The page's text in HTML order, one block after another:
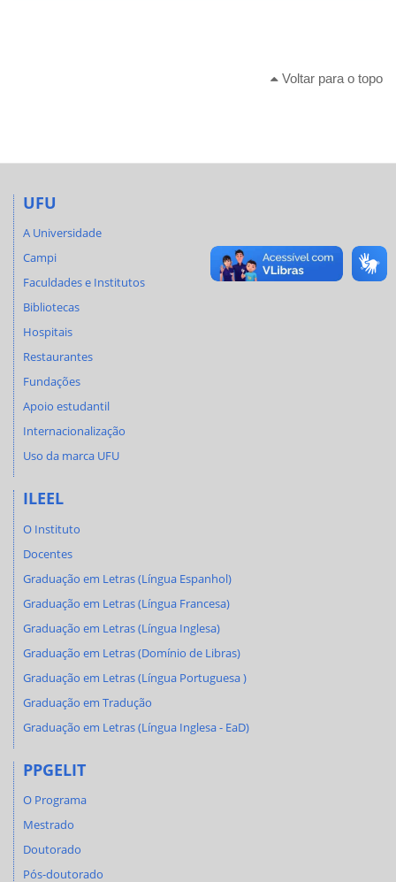
Voltar para o topo
UFU
A Universidade
Campi
Faculdades e Institutos
Bibliotecas
Hospitais
Restaurantes
Fundações
Apoio estudantil
Internacionalização
Uso da marca UFU
ILEEL
O Instituto
Docentes
Graduação em Letras (Língua Espanhol)
Graduação em Letras (Língua Francesa)
Graduação em Letras (Língua Inglesa)
Graduação em Letras (Domínio de Libras)
Graduação em Letras (Língua Portuguesa )
Graduação em Tradução
Graduação em Letras (Língua Inglesa - EaD)
PPGELIT
O Programa
Mestrado
Doutorado
Pós-doutorado